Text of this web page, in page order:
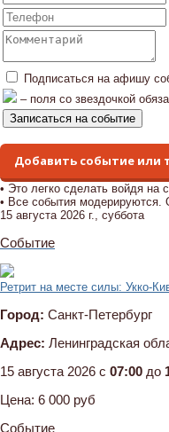
Подписаться на афишу
– поля со звездочкой
Добавить событие или
• Это легко сделать войдя на
• Все события модерируются.
15 августа 2026 г., суббота
Событие
Ретрит на месте силы: Укко-
Город: Санкт-Петербург
Адрес: Ленинградская
15 августа 2026 c 07:00 до
Цена: 6 000 руб
Событие